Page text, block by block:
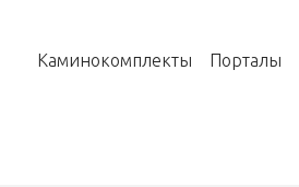
Каминокомплекты Порталы